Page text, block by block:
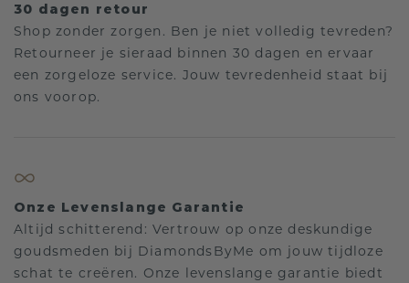
30 dagen retour
Shop zonder zorgen. Ben je niet volledig tevreden?
Retourneer je sieraad binnen 30 dagen en ervaar
een zorgeloze service. Jouw tevredenheid staat bij
ons voorop.
Onze Levenslange Garantie
Altijd schitterend: Vertrouw op onze deskundige
goudsmeden bij DiamondsByMe om jouw tijdloze
schat te creëren. Onze levenslange garantie biedt